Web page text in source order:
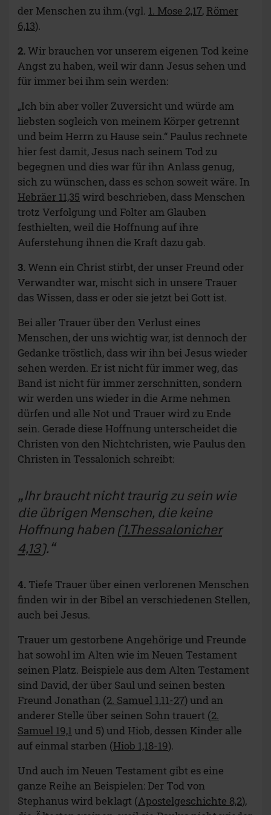
der Menschen zu ihm.(vgl. 1. Mose 2,17, Römer
6,13).
2. Wir brauchen vor unserem eigenen Tod keine
Angst zu haben, weil wir dann Jesus sehen und
für immer bei ihm sein werden:
„Ich bin aber voller Zuversicht und würde am
liebsten sogleich von meinem Körper getrennt
und beim Herrn zu Hause sein.“ Paulus rechnete
hier fest damit, Jesus nach seinem Tod zu
begegnen und dies war für ihn Anlass genug,
sich zu wünschen, dass es schon soweit wäre. In
Hebräer 11,35 wird beschrieben, dass Menschen
trotz Verfolgung und Folter am Glauben
festhielten, weil die Hoffnung auf ihre
Auferstehung ihnen die Kraft dazu gab.
3. Wenn ein Christ stirbt, der unser Freund oder
Verwandter war, mischt sich in unsere Trauer
das Wissen, dass er oder sie jetzt bei Gott ist.
Bei aller Trauer über den Verlust eines
Menschen, der uns wichtig war, ist dennoch der
Gedanke tröstlich, dass wir ihn bei Jesus wieder
sehen werden. Er ist nicht für immer weg, das
Band ist nicht für immer zerschnitten, sondern
wir werden uns wieder in die Arme nehmen
dürfen und alle Not und Trauer wird zu Ende
sein. Gerade diese Hoffnung unterscheidet die
Christen von den Nichtchristen, wie Paulus den
Christen in Tessalonich schreibt:
Ihr braucht nicht traurig zu sein wie
die übrigen Menschen, die keine
Hoffnung haben (1.Thessalonicher
4,13).
4. Tiefe Trauer über einen verlorenen Menschen
finden wir in der Bibel an verschiedenen Stellen,
auch bei Jesus.
Trauer um gestorbene Angehörige und Freunde
hat sowohl im Alten wie im Neuen Testament
seinen Platz. Beispiele aus dem Alten Testament
sind David, der über Saul und seinen besten
Freund Jonathan (2. Samuel 1,11-27) und an
anderer Stelle über seinen Sohn trauert (2.
Samuel 19,1 und 5) und Hiob, dessen Kinder alle
auf einmal starben (Hiob 1,18-19).
Und auch im Neuen Testament gibt es eine
ganze Reihe an Beispielen: Der Tod von
Stephanus wird beklagt (Apostelgeschichte 8,2),